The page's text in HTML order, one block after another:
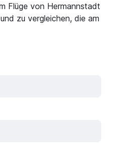
Flüge von Hermannstadt
zu vergleichen, die am